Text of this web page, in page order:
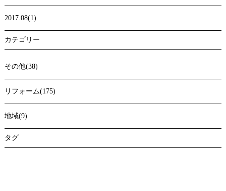
2017.08(1)
カテゴリー
その他(38)
リフォーム(175)
地域(9)
タグ